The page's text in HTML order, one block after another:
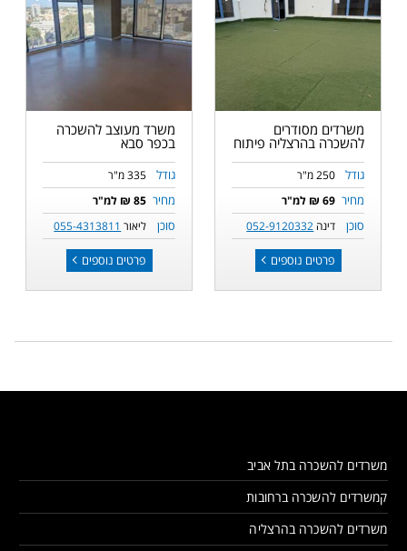
משרדים מסודרים
להשכרה בהרצליה פיתוח
גודל 250 מ"ר
מחיר 69 ₪ למ"ר
סוכן דינה 052-9120332
פרטים נוספים
משרד מעוצב להשכרה
בכפר סבא
גודל 335 מ"ר
מחיר 85 ₪ למ"ר
סוכן ליאור 055-4313811
פרטים נוספים
משרדים להשכרה בתל אביב
קמשרדים להשכרה ברחובות
משרדים להשכרה בהרצליה